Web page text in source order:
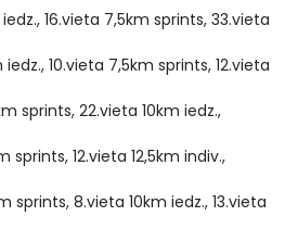
iedz., 16.vieta 7,5km sprints, 33.vieta
10.vieta 7,5km sprints, 12.vieta
sprints, 22.vieta 10km iedz.,
sprints, 12.vieta 12,5km indiv.,
sprints, 8.vieta 10km iedz., 13.vieta